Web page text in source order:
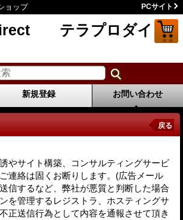
ョップ PCサイト
テラプロダイ
新規登録 お問い合わせ
戻る
やサイト構築、コンサルティングサービ
連絡は固くお断りします。(広告メール
信するなど、弊社が悪質と判断した場合
を管理するレジストラ、ホスティングサ
正送信行為として内容を通報させて頂き